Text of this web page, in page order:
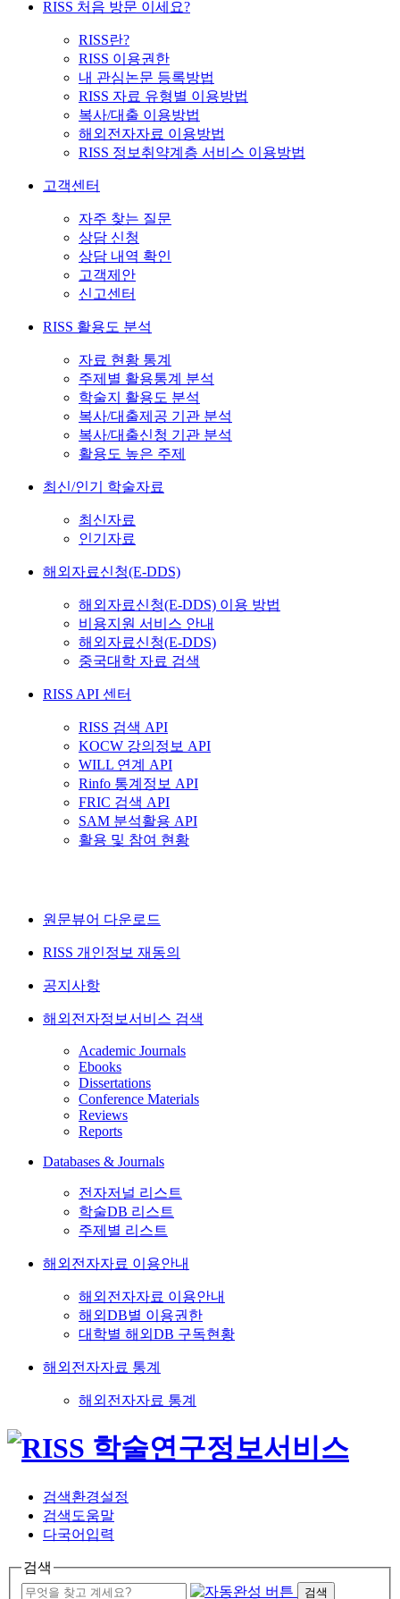
RISS 처음 방문 이세요?
RISS란?
RISS 이용권한
내 관심논문 등록방법
RISS 자료 유형별 이용방법
복사/대출 이용방법
해외전자자료 이용방법
RISS 정보취약계층 서비스 이용방법
고객센터
자주 찾는 질문
상담 신청
상담 내역 확인
고객제안
신고센터
RISS 활용도 분석
자료 현황 통계
주제별 활용통계 분석
학술지 활용도 분석
복사/대출제공 기관 분석
복사/대출신청 기관 분석
활용도 높은 주제
최신/인기 학술자료
최신자료
인기자료
해외자료신청(E-DDS)
해외자료신청(E-DDS) 이용 방법
비용지원 서비스 안내
해외자료신청(E-DDS)
중국대학 자료 검색
RISS API 센터
RISS 검색 API
KOCW 강의정보 API
WILL 연계 API
Rinfo 통계정보 API
FRIC 검색 API
SAM 분석활용 API
활용 및 참여 현황
원문뷰어 다운로드
RISS 개인정보 재동의
공지사항
해외전자정보서비스 검색
Academic Journals
Ebooks
Dissertations
Conference Materials
Reviews
Reports
Databases & Journals
전자저널 리스트
학술DB 리스트
주제별 리스트
해외전자자료 이용안내
해외전자자료 이용안내
해외DB별 이용권한
대학별 해외DB 구독현황
해외전자자료 통계
해외전자자료 통계
검색환경설정
검색도움말
다국어입력
검색
검색